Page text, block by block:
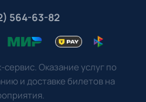
564-63-82
Оказание услуг по
и доставке билетов на